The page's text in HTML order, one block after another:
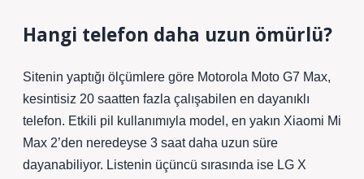
Hangi telefon daha uzun ömürlü?
Sitenin yaptığı ölçümlere göre Motorola Moto G7 Max,
kesintisiz 20 saatten fazla çalışabilen en dayanıklı
telefon. Etkili pil kullanımıyla model, en yakın Xiaomi Mi
Max 2’den neredeyse 3 saat daha uzun süre
dayanabiliyor. Listenin üçüncü sırasında ise LG X